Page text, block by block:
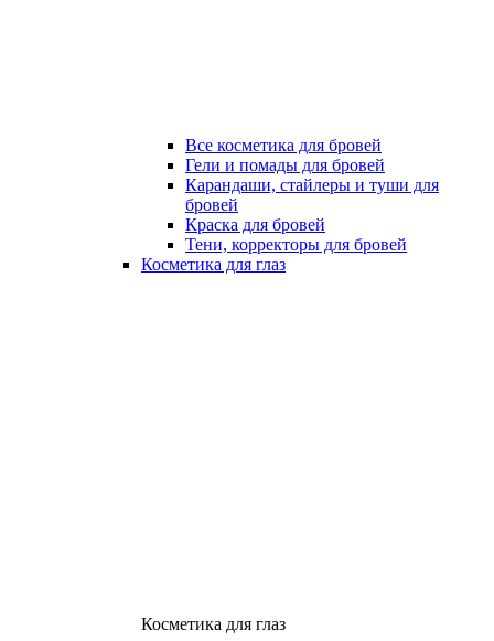
Все косметика для бровей
Гели и помады для бровей
Карандаши, стайлеры и туши для
бровей
Краска для бровей
Тени, корректоры для бровей
Косметика для глаз
Косметика для глаз